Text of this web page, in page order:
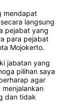
mendapat
langsung
pejabat yang
para pejabat
Mojokerto.
jabatan yang
pilihan saya
agar
dan tidak